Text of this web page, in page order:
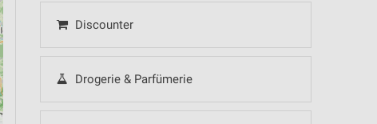
Discounter
Drogerie & Parfümerie